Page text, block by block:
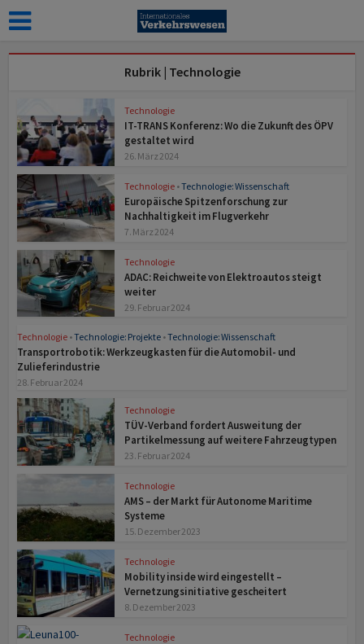
Rubrik | Technologie
Technologie
IT-TRANS Konferenz: Wo die Zukunft des ÖPV
gestaltet wird
26. März 2024
Technologie •Technologie: Wissenschaft
Europäische Spitzenforschung zur
Nachhaltigkeit im Flugverkehr
7. März 2024
Technologie
ADAC: Reichweite von Elektroautos steigt
weiter
29. Februar 2024
Technologie •Technologie: Projekte •Technologie: Wissenschaft
Transportrobotik: Werkzeugkasten für die Automobil- und
Zulieferindustrie
28. Februar 2024
Technologie
TÜV-Verband fordert Ausweitung der
Partikelmessung auf weitere Fahrzeugtypen
23. Februar 2024
Technologie
AMS – der Markt für Auto­nome Maritime
Systeme
15. Dezember 2023
Technologie
Mobility inside wird eingestellt –
Vernetzungsinitiative gescheitert
8. Dezember 2023
Technologie